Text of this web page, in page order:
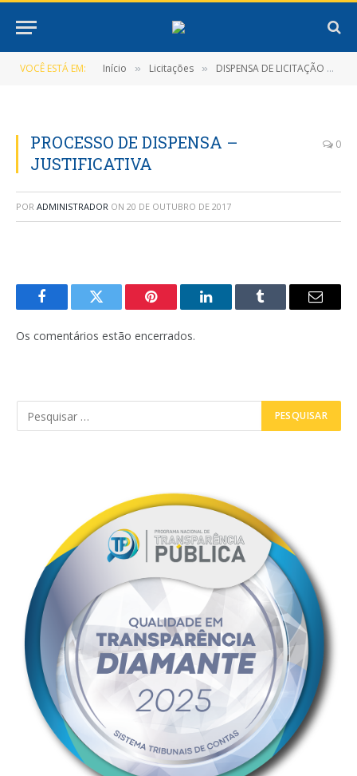
VOCÊ ESTÁ EM: Início » Licitações » DISPENSA DE LICITAÇÃO Nº 7/2017-004-D-PMNT
PROCESSO DE DISPENSA –
JUSTIFICATIVA
0
POR ADMINISTRADOR ON 20 DE OUTUBRO DE 2017
FacebookTwitter Pinterest LinkedInTumblr
E-
Os comentários estão encerrados.